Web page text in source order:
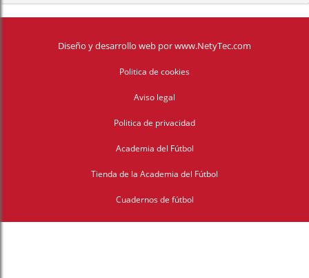
Diseño y desarrollo web porwww.NetyTec.com
Politica de cookies
Aviso legal
Politica de privacidad
Academia del Fútbol
Tienda de la Academia del Fútbol
Cuadernos de fútbol